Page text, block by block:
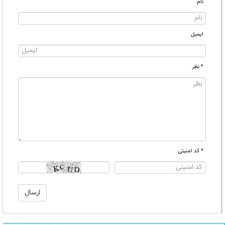
ایمیل
* نظر
* کد امنیتی